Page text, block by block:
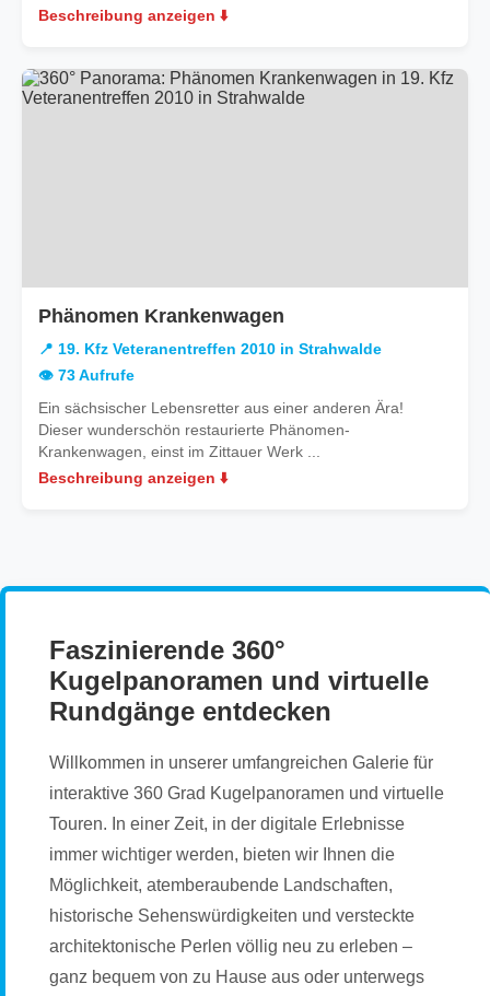
Beschreibung anzeigen ⬇️
Phänomen Krankenwagen
19.
2010
in
Strahwalde
📍 19. Kfz Veteranentreffen 2010 in Strahwalde
👁️ 73 Aufrufe
Ein sächsischer Lebensretter aus einer anderen Ära!
Dieser wunderschön restaurierte Phänomen-
Krankenwagen, einst im Zittauer Werk ...
Beschreibung anzeigen ⬇️
Faszinierende 360°
Kugelpanoramen und virtuelle
Rundgänge entdecken
Willkommen in unserer umfangreichen Galerie für
interaktive 360 Grad Kugelpanoramen und virtuelle
Touren. In einer Zeit, in der digitale Erlebnisse
immer wichtiger werden, bieten wir Ihnen die
Möglichkeit, atemberaubende Landschaften,
historische Sehenswürdigkeiten und versteckte
architektonische Perlen völlig neu zu erleben –
ganz bequem von zu Hause aus oder unterwegs